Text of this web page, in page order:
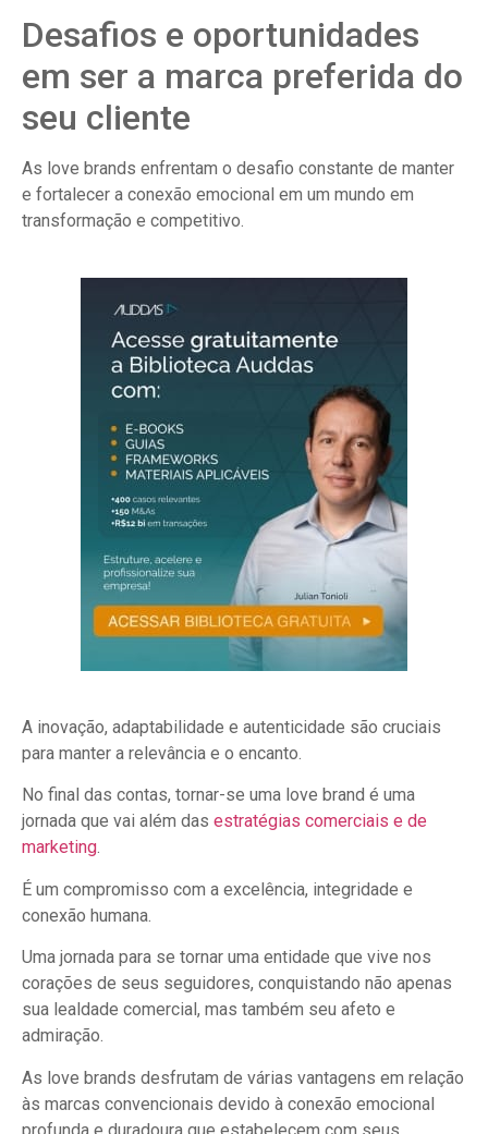
Desafios e oportunidades
em ser a marca preferida do
seu cliente
As love brands enfrentam o desafio constante de manter
e fortalecer a conexão emocional em um mundo em
transformação e competitivo.
A inovação, adaptabilidade e autenticidade são cruciais
para manter a relevância e o encanto.
No final das contas, tornar-se uma love brand é uma
jornada que vai além das estratégias comerciais e de
marketing.
É um compromisso com a excelência, integridade e
conexão humana.
Uma jornada para se tornar uma entidade que vive nos
corações de seus seguidores, conquistando não apenas
sua lealdade comercial, mas também seu afeto e
admiração.
As love brands desfrutam de várias vantagens em relação
às marcas convencionais devido à conexão emocional
profunda e duradoura que estabelecem com seus